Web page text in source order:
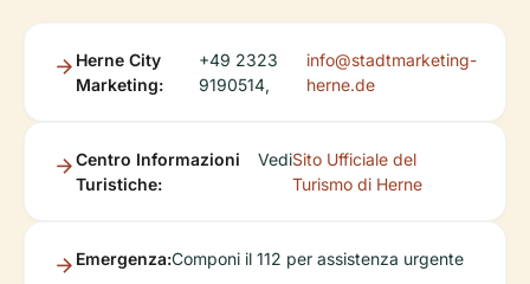
Herne City
Marketing:
+49 2323
9190514,
info@stadtmarketing-
herne.de
Centro Informazioni
Turistiche:
VediSito Ufficiale del
Turismo di Herne
Emergenza:Componi il 112 per assistenza urgente